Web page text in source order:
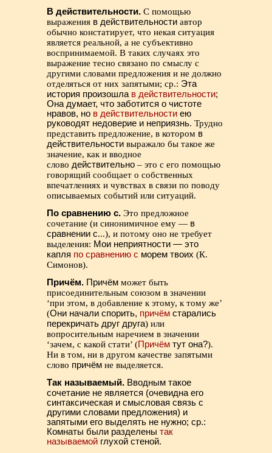
В действительности. С помощью
выражения в действительности автор
обычно констатирует, что некая ситуация
является реальной, а не субъективно
воспринимаемой. В таких случаях это
выражение тесно связано по смыслу с
другими словами предложения и не должно
отделяться от них запятыми; ср.: Эта
история произошла в действительности;
Она думает, что заботится о чистоте
нравов, но в действительности ею
руководят недоверие и неприязнь. Трудно
представить предложение, в котором в
действительности выражало бы такое же
значение, как и вводное
слово действительно – это с его помощью
говорящий сообщает о собственных
впечатлениях и чувствах в связи по поводу
описываемых событий или ситуаций.
По сравнению с. Это предложное
сочетание (и синонимичное ему — в
сравнении с...), и потому оно не требует
выделения: Мои неприятности — это
капля по сравнению с морем твоих (К.
Симонов).
Причём. Причём может быть
присоединительным союзом в значении
‘при этом, в добавление к этому, к тому же’
(Они начали спорить, причём старались
перекричать друг друга) или
вопросительным наречием в значении
‘зачем, с какой стати’ (Причём тут она?).
Ни в том, ни в другом качестве запятыми
слово причём не выделяется.
Так называемый. Вводным такое
сочетание не является (очевидна его
синтаксическая и смысловая связь с
другими словами предложения) и
запятыми его выделять не нужно; ср.:
Комнаты были разделенытак
называемой глухой стеной.